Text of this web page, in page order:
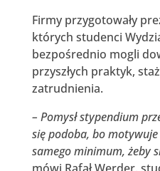
Firmy przygotowały
których studenci
bezpośrednio mogli
przyszłych praktyk,
zatrudnienia.
– Pomysł stypendium
się podoba, bo
samego minimum, żeby